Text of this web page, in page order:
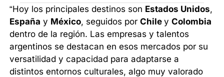
“Hoy los principales destinos son Estados Unidos,
España y México, seguidos porChileyColombia
dentro de la región. Las empresas y talentos
argentinos se destacan en esos mercados por su
versatilidad y capacidad para adaptarse a
distintos entornos culturales, algo muy valorado